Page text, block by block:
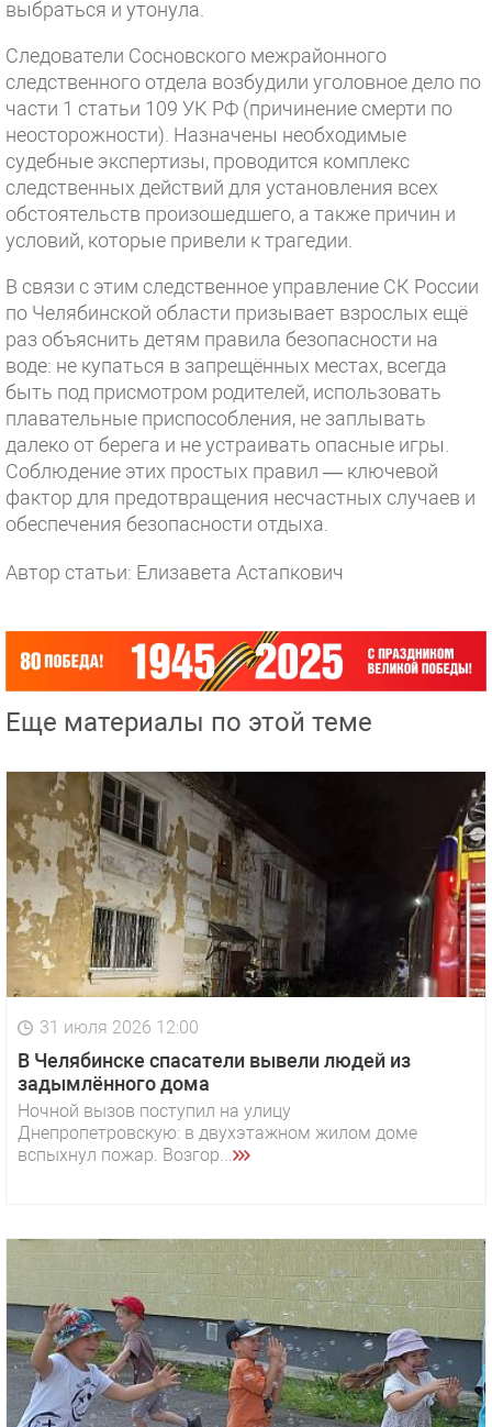
выбраться и утонула.
Следователи Сосновского межрайонного
следственного отдела возбудили уголовное дело по
части 1 статьи 109 УК РФ (причинение смерти по
неосторожности). Назначены необходимые
судебные экспертизы, проводится комплекс
следственных действий для установления всех
обстоятельств произошедшего, а также причин и
условий, которые привели к трагедии.
В связи с этим следственное управление СК России
по Челябинской области призывает взрослых ещё
раз объяснить детям правила безопасности на
воде: не купаться в запрещённых местах, всегда
быть под присмотром родителей, использовать
плавательные приспособления, не заплывать
далеко от берега и не устраивать опасные игры.
Соблюдение этих простых правил — ключевой
фактор для предотвращения несчастных случаев и
обеспечения безопасности отдыха.
Автор статьи: Елизавета Астапкович
Еще материалы по этой теме
31 июля 2026 12:00
В Челябинске спасатели вывели людей из
задымлённого дома
Ночной вызов поступил на улицу
Днепропетровскую: в двухэтажном жилом доме
вспыхнул пожар. Возгор...